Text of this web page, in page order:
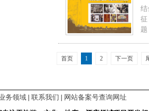
结
征
首页 1 2 下一页
务领域 | 联系我们 | 网站备案号查询网址